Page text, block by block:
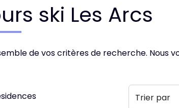
ski Les Arcs
de vos critères de recherche. Nous